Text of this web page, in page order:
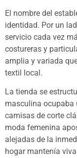
El nombre del
identidad. Por un
servicio cada vez
costureras y
amplia y variada
textil local.
La tienda se
masculina ocupaba
camisas de corte
moda femenina
alejadas de la
hogar mantenía